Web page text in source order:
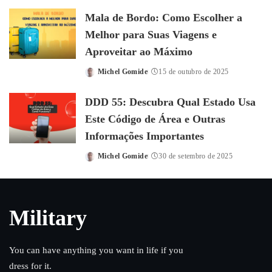
Mala de Bordo: Como Escolher a
Melhor para Suas Viagens e
Aproveitar ao Máximo
Posted
Michel Gomide 15 de outubro de 2025
DDD 55: Descubra Qual Estado Usa
Este Código de Área e Outras
Informações Importantes
Posted
Michel Gomide 30 de setembro de 2025
Military
You can have anything you want in life if you
dress for it.